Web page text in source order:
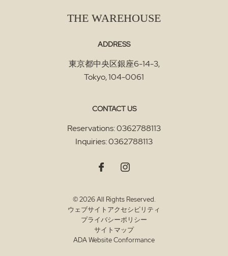
THE WAREHOUSE
ADDRESS
東京都中央区銀座6-14-3,
Tokyo,104-0061
CONTACT US
Reservations:0362788113
Inquiries:0362788113
© 2026 All Rights Reserved.
ウェブサイトアクセシビリティ
プライバシーポリシー
サイトマップ
ADA Website Conformance